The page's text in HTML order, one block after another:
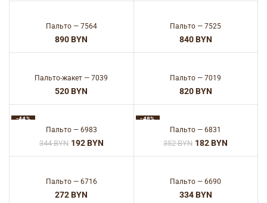
Пальто — 7564
BYN
Пальто — 7525
BYN
Пальто-жакет — 7039
BYN
Пальто — 7019
BYN
-44%
Пальто — 6983
344BYN 192BYN
-48%
Пальто — 6831
352BYN 182BYN
Пальто — 6716
BYN
Пальто — 6690
BYN